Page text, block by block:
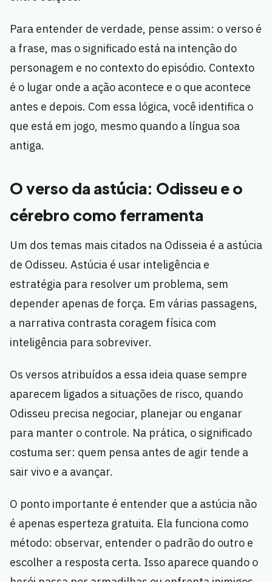
Para entender de verdade, pense assim: o verso é
a frase, mas o significado está na intenção do
personagem e no contexto do episódio. Contexto
é o lugar onde a ação acontece e o que acontece
antes e depois. Com essa lógica, você identifica o
que está em jogo, mesmo quando a língua soa
antiga.
O verso da astúcia: Odisseu e o
cérebro como ferramenta
Um dos temas mais citados na Odisseia é a astúcia
de Odisseu. Astúcia é usar inteligência e
estratégia para resolver um problema, sem
depender apenas de força. Em várias passagens,
a narrativa contrasta coragem física com
inteligência para sobreviver.
Os versos atribuídos a essa ideia quase sempre
aparecem ligados a situações de risco, quando
Odisseu precisa negociar, planejar ou enganar
para manter o controle. Na prática, o significado
costuma ser: quem pensa antes de agir tende a
sair vivo e a avançar.
O ponto importante é entender que a astúcia não
é apenas esperteza gratuita. Ela funciona como
método: observar, entender o padrão do outro e
escolher a resposta certa. Isso aparece quando o